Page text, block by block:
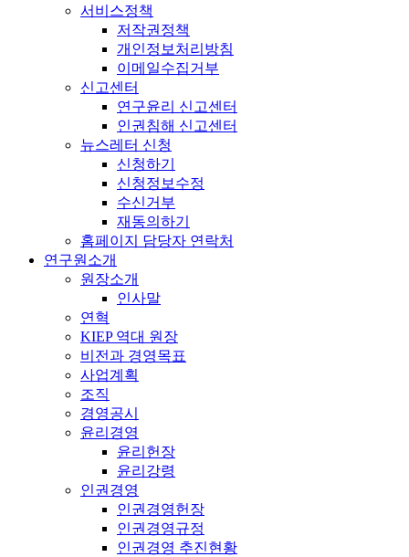
서비스정책
저작권정책
개인정보처리방침
이메일수집거부
신고센터
연구윤리 신고센터
인권침해 신고센터
뉴스레터 신청
신청하기
신청정보수정
수신거부
재동의하기
홈페이지 담당자 연락처
연구원소개
원장소개
인사말
연혁
KIEP 역대 원장
비전과 경영목표
사업계획
조직
경영공시
윤리경영
윤리헌장
윤리강령
인권경영
인권경영헌장
인권경영규정
인권경영 추진현황